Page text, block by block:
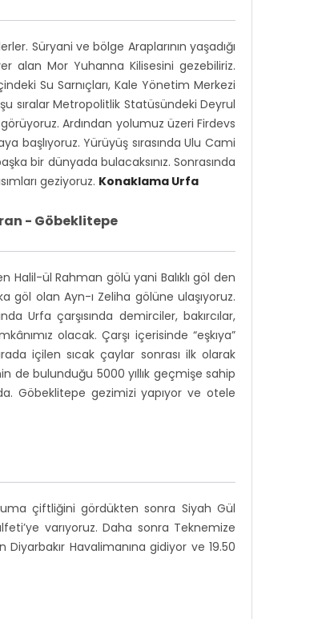
Süryani ve bölge Araplarının yaşadığı
alan Mor Yuhanna Kilisesini gezebiliriz.
Su Sarnıçları, Kale Yönetim Merkezi
sıralar Metropolitlik Statüsündeki Deyrul
Ardından yolumuz üzeri Firdevs
Yürüyüş sırasında Ulu Cami
bir dünyada bulacaksınız. Sonrasında
geziyoruz. Konaklama Urfa
- Göbeklitepe
Halil-ül Rahman gölü yani Balıklı göl den
göl olan Ayn-ı Zeliha gölüne ulaşıyoruz.
Urfa çarşısında demirciler, bakırcılar,
olacak. Çarşı içerisinde “eşkıya”
içilen sıcak çaylar sonrası ilk olarak
de bulunduğu 5000 yıllık geçmişe sahip
Göbeklitepe gezimizi yapıyor ve otele
çiftliğini gördükten sonra Siyah Gül
varıyoruz. Daha sonra Teknemize
Havalimanına gidiyor ve 19.50